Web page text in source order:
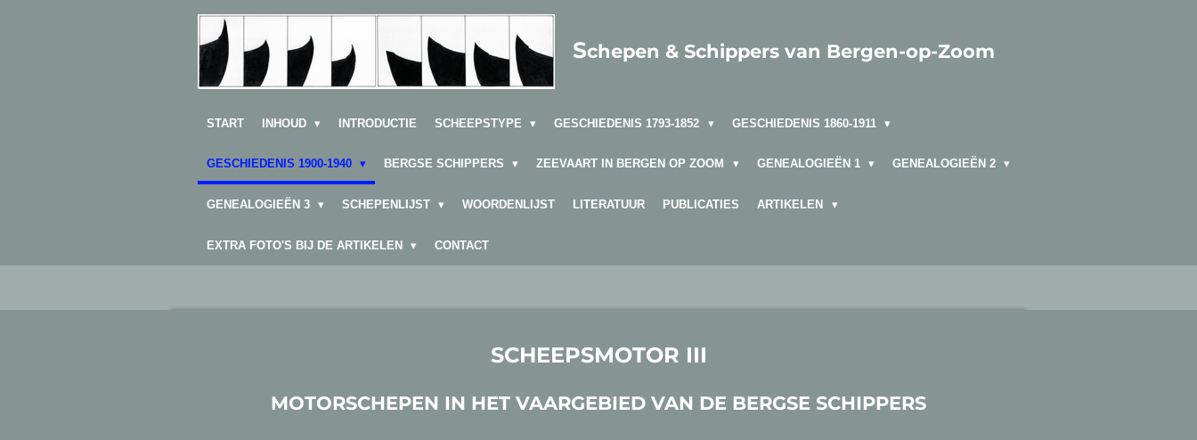
Schepen & Schippers van Bergen-op-Zoom
START INHOUD INTRODUCTIE SCHEEPSTYPE GESCHIEDENIS 1793-1852 GESCHIEDENIS 1860-1911
GESCHIEDENIS 1900-1940 BERGSE SCHIPPERS ZEEVAART IN BERGEN OP ZOOM GENEALOGIEËN 1 GENEALOGIEËN 2
GENEALOGIEËN 3 SCHEPENLIJST WOORDENLIJST LITERATUUR PUBLICATIES ARTIKELEN
EXTRA FOTO'S BIJ DE ARTIKELEN CONTACT
SCHEEPSMOTOR III
MOTORSCHEPEN IN HET VAARGEBIED VAN DE BERGSE SCHIPPERS